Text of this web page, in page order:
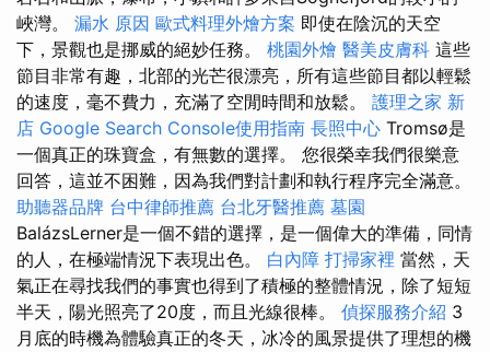
峽灣。 漏水 原因 歐式料理外燴方案 即使在陰沉的天空
下，景觀也是挪威的絕妙任務。 桃園外燴 醫美皮膚科 這些
節目非常有趣，北部的光芒很漂亮，所有這些節目都以輕鬆
的速度，毫不費力，充滿了空閒時間和放鬆。 護理之家 新
店 Google Search Console使用指南 長照中心 Tromsø是
一個真正的珠寶盒，有無數的選擇。 您很榮幸我們很樂意
回答，這並不困難，因為我們對計劃和執行程序完全滿意。
助聽器品牌 台中律師推薦 台北牙醫推薦 墓園
BalázsLerner是一個不錯的選擇，是一個偉大的準備，同情
的人，在極端情況下表現出色。 白內障 打掃家裡 當然，天
氣正在尋找我們的事實也得到了積極的整體情況，除了短短
半天，陽光照亮了20度，而且光線很棒。 偵探服務介紹 3
月底的時機為體驗真正的冬天，冰冷的風景提供了理想的機